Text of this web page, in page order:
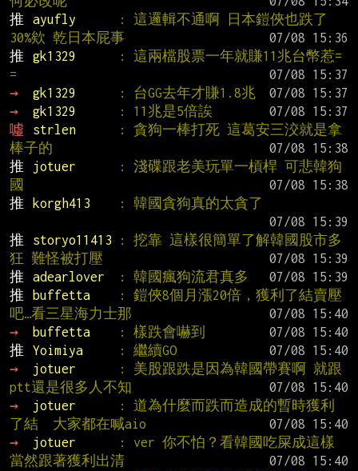
推
ayufly
: 這邏輯不通啊 日本鎧俠也跌了
30%欸 乾日本屁事
推
gk1329
: 這兩檔股票一年就賺11兆台幣惹=
=
→
gk1329 : 台GG去年才賺1.8兆
→
gk1329 : 11兆是5倍誒
噓
strlen
: 貪狗一棒打死 這葛安三洨就是拿
棒子的
推
jotuer
: 淺碟跟老美玩單一槓桿 可悲韓狗
國
推
korgh413
: 韓國貪狗真的太貪了
推
storyo11413
: 挖靠 這樣很簡單了解韓國股市多
狂 難怪被打壓
推
adearlover : 韓國瘋狗流君真多
推
buffetta
: 鎧俠8個月漲20倍，獲利了結賣壓
吧…看三星海力士那
→
buffetta : 樣跌會嚇到
推
Yoimiya : 繼續GO
→
jotuer
: 美股跟跌是因為韓國帶賽啊 就跟
ptt還是很多人不知
→
jotuer
: 道為什麼而跌而造成的暫時獲利
了結  大家都在喊aio
→
jotuer
: ver 你不怕？看韓國吃屎成這樣
當然跟著獲利出清